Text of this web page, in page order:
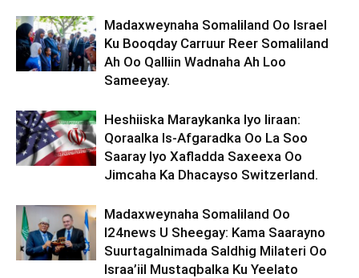
Madaxweynaha Somaliland Oo Israel
Ku Booqday Carruur Reer Somaliland
Ah Oo Qalliin Wadnaha Ah Loo
Sameeyay.
Heshiiska Maraykanka Iyo Iiraan:
Qoraalka Is-Afgaradka Oo La Soo
Saaray Iyo Xafladda Saxeexa Oo
Jimcaha Ka Dhacayso Switzerland.
Madaxweynaha Somaliland Oo
I24news U Sheegay: Kama Saarayno
Suurtagalnimada Saldhig Milateri Oo
Israa’iil Mustaqbalka Ku Yeelato